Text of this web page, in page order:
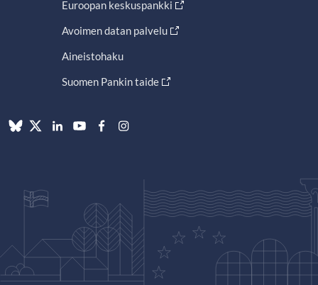
Euroopan keskuspankki
Avoimen datan palvelu
Aineistohaku
Suomen Pankin taide